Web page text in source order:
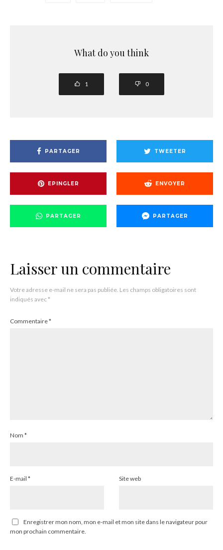
What do you think
1 0
PARTAGER TWEETER
EPINGLER ENVOYER
PARTAGER PARTAGER
Laisser un commentaire
Votre adresse e-mail ne sera pas publiée. Les champs obligatoires sont
indiqués avec*
Commentaire*
Nom *
E-mail * Site web
Enregistrer mon nom, mon e-mail et mon site dans le navigateur pour
mon prochain commentaire.